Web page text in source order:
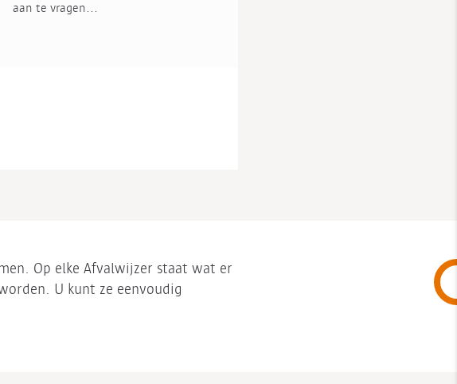
aan te vragen...
Op elke Afvalwijzer staat wat er
U kunt ze eenvoudig